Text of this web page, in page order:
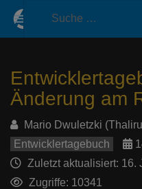
Änderung am
Mario Dwuletzki
Entwicklertagebuch
Zuletzt aktualisiert: 16.
Zugriffe: 10341